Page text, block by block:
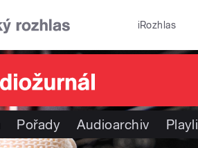
iRozhlas
Pořady Audioarchiv